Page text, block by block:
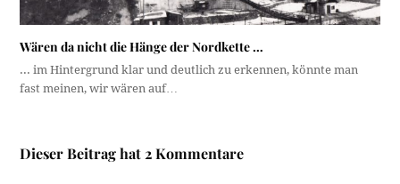
Wären da nicht die Hänge der Nordkette …
... im Hintergrund klar und deutlich zu erkennen, könnte man
fast meinen, wir wären auf…
Dieser Beitrag hat 2 Kommentare